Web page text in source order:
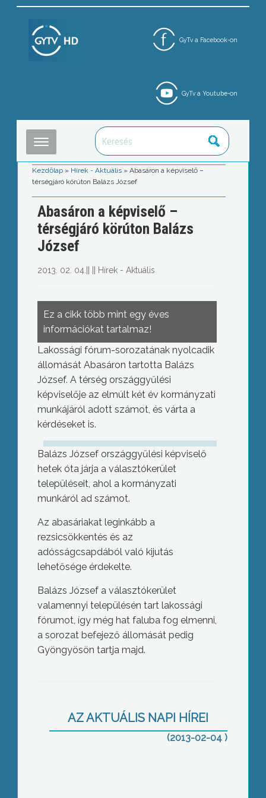
GyTv a Facebook-on
GyTv a Youtube-on
Kezdőlap » Hírek - Aktuális »Abasáron a képviselő –
térségjáró körúton Balázs József
Abasáron a képviselő –
térségjáró körúton Balázs
József
2013. 02. 04. Hírek - Aktuális
Ez a cikk több mint egy éves
információkat tartalmaz!
Lakossági fórum-sorozatának nyolcadik
állomását Abasáron tartotta Balázs
József. A térség országgyűlési
képviselője az elmúlt két év kormányzati
munkájáról adott számot, és várta a
kérdéseket is.
Balázs József országgyűlési képviselő
hetek óta járja a választókerület
településeit, ahol a kormányzati
munkáról ad számot.
Az abasáriakat leginkább a
rezsicsökkentés és az
adósságcsapdából való kijutás
lehetősége érdekelte.
Balázs József a választókerület
valamennyi településén tart lakossági
fórumot, így még hat faluba fog elmenni,
a sorozat befejező állomását pedig
Gyöngyösön tartja majd.
AZ AKTUÁLIS NAPI HÍREI
(2013-02-04 )
kapjon segélyt a bűnöző